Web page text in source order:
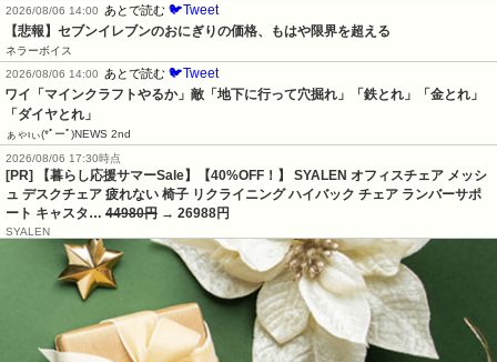
2026/08/06 14:00
あとで読む 🐦Tweet
【悲報】セブンイレブンのおにぎりの価格、もはや限界を超える
ネラーボイス
2026/08/06 14:00
あとで読む 🐦Tweet
ワイ「マインクラフトやるか」敵「地下に行って穴掘れ」「鉄とれ」「金とれ」
「ダイヤとれ」
ぁゃιぃ(*ﾟーﾟ)NEWS 2nd
2026/08/06 17:30時点
[PR] 【暮らし応援サマーSale】【40%OFF！】 SYALEN オフィスチェア メッシ
ュ デスクチェア 疲れない 椅子 リクライニング ハイバック チェア ランバーサポ
ート キャスタ… 44980円 → 26988円
SYALEN